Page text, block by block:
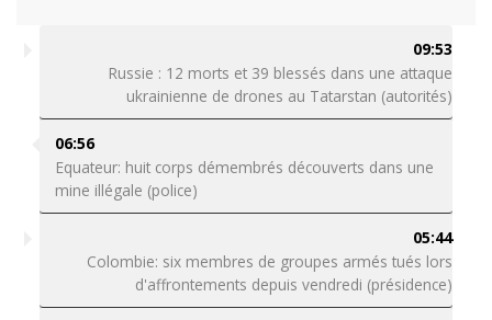
09:53
Russie : 12 morts et 39 blessés dans une attaque
ukrainienne de drones au Tatarstan (autorités)
06:56
Equateur: huit corps démembrés découverts dans une
mine illégale (police)
05:44
Colombie: six membres de groupes armés tués lors
d'affrontements depuis vendredi (présidence)